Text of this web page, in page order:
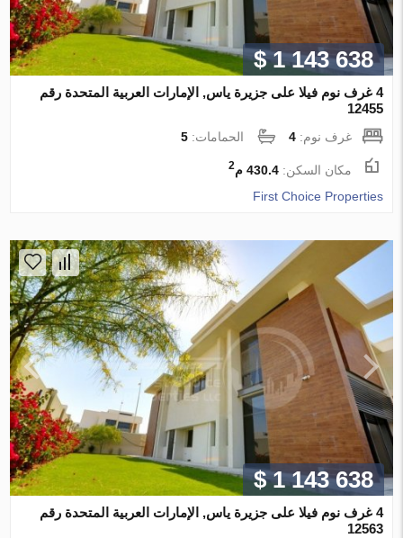
$ 1 143 638
4 غرف نوم فيلا على جزيرة ياس, الإمارات العربية المتحدة رقم
12455
غرف نوم:4 الحمامات:5
مكان السكن:430.4 م 2
First Choice Properties
$ 1 143 638
4 غرف نوم فيلا على جزيرة ياس, الإمارات العربية المتحدة رقم
12563